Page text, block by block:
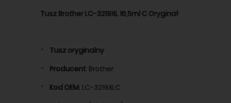
Tusz Brother LC-3219XL 16,5ml C Oryginał
Tusz oryginalny
Producent: Brother
Kod OEM: LC-3219XLC